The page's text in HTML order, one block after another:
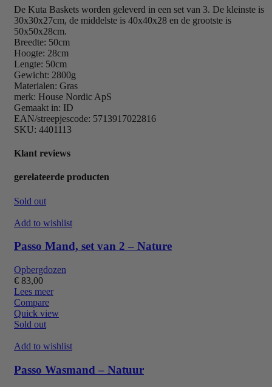
De Kuta Baskets worden geleverd in een set van 3. De kleinste is
30x30x27cm, de middelste is 40x40x28 en de grootste is
50x50x28cm.
Breedte: 50cm
Hoogte: 28cm
Lengte: 50cm
Gewicht: 2800g
Materialen: Gras
merk: House Nordic ApS
Gemaakt in: ID
EAN/streepjescode: 5713917022816
SKU: 4401113
Klant reviews
gerelateerde producten
Sold out
Add to wishlist
Passo Mand, set van 2 – Nature
Opbergdozen
€ 83,00
Lees meer
Compare
Quick view
Sold out
Add to wishlist
Passo Wasmand – Natuur